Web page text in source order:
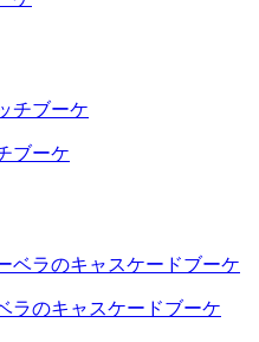
ブーケ
ラのキャスケードブーケ